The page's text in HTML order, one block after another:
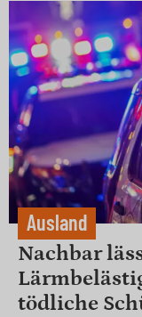
Ausland
Nachbar
tödliche